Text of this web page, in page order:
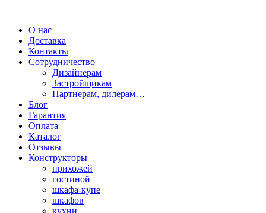
О нас
Доставка
Контакты
Сотрудничество
Дизайнерам
Застройщикам
Партнерам, дилерам…
Блог
Гарантия
Оплата
Каталог
Отзывы
Конструкторы
прихожей
гостиной
шкафа-купе
шкафов
кухни